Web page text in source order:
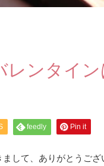
レンタイ
feedly Pin it
して、ありがとうござ